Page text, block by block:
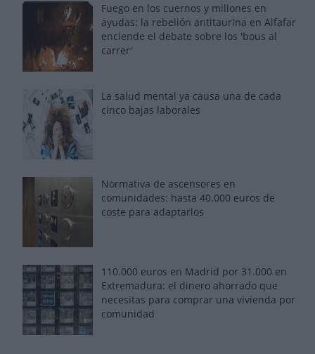
Fuego en los cuernos y millones en
ayudas: la rebelión antitaurina en Alfafar
enciende el debate sobre los 'bous al
carrer'
La salud mental ya causa una de cada
cinco bajas laborales
Normativa de ascensores en
comunidades: hasta 40.000 euros de
coste para adaptarlos
110.000 euros en Madrid por 31.000 en
Extremadura: el dinero ahorrado que
necesitas para comprar una vivienda por
comunidad